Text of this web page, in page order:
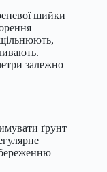
шийки
залежно
ґрунт